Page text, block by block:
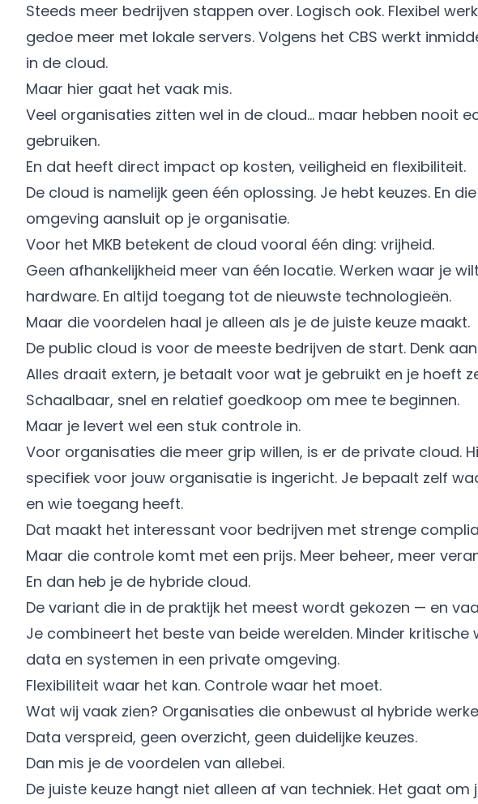
Steeds meer bedrijven stappen over. Logisch ook. Flexibel
gedoe meer met lokale servers. Volgens het CBS werkt
in de cloud.
Maar hier gaat het vaak mis.
Veel organisaties zitten wel in de cloud… maar hebben nooit
gebruiken.
En dat heeft direct impact op kosten, veiligheid en flexibiliteit.
De cloud is namelijk geen één oplossing. Je hebt keuzes. En
omgeving aansluit op je organisatie.
Voor het MKB betekent de cloud vooral één ding: vrijheid.
Geen afhankelijkheid meer van één locatie. Werken waar je
hardware. En altijd toegang tot de nieuwste technologieën.
Maar die voordelen haal je alleen als je de juiste keuze maakt.
De public cloud is voor de meeste bedrijven de start. Denk
Alles draait extern, je betaalt voor wat je gebruikt en je hoeft
Schaalbaar, snel en relatief goedkoop om mee te beginnen.
Maar je levert wel een stuk controle in.
Voor organisaties die meer grip willen, is er de private cloud.
specifiek voor jouw organisatie is ingericht. Je bepaalt zelf
en wie toegang heeft.
Dat maakt het interessant voor bedrijven met strenge
Maar die controle komt met een prijs. Meer beheer, meer
En dan heb je de hybride cloud.
De variant die in de praktijk het meest wordt gekozen — en
Je combineert het beste van beide werelden. Minder
data en systemen in een private omgeving.
Flexibiliteit waar het kan. Controle waar het moet.
Wat wij vaak zien? Organisaties die onbewust al hybride
Data verspreid, geen overzicht, geen duidelijke keuzes.
Dan mis je de voordelen van allebei.
De juiste keuze hangt niet alleen af van techniek. Het gaat om